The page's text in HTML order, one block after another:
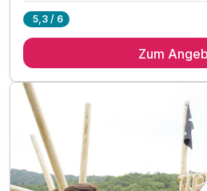
3 x reichhaltiges Frühstücksbuffet
inkl. Wasser, Softgetränke,
inkl. Wohlfühlbademantel und
inkl. Wellnesszeit im über 400 m²
inkl. Außenpool im Chaletpark von
inkl. Nutzung der Saunalandschaft
5,3 / 6
Zum